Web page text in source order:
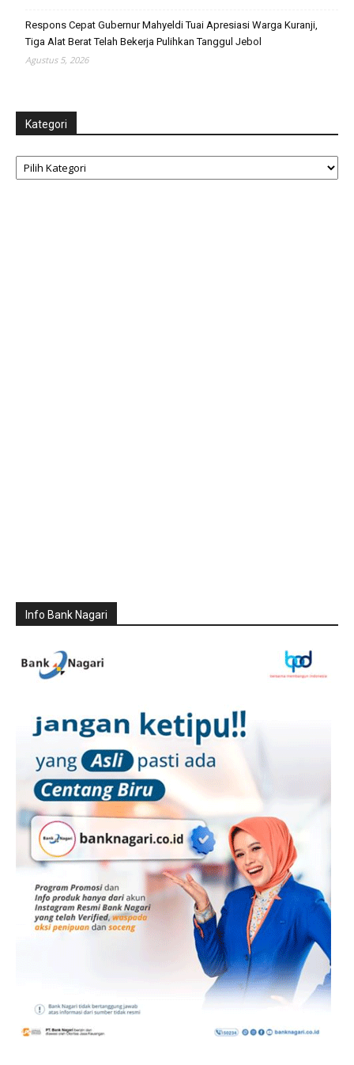
Respons Cepat Gubernur Mahyeldi Tuai Apresiasi Warga Kuranji,
Tiga Alat Berat Telah Bekerja Pulihkan Tanggul Jebol
Agustus 5, 2026
Kategori
Kategori
Info Bank Nagari